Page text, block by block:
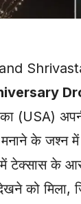
(USA)
मनाने के
टेक्सास के
को मिला,